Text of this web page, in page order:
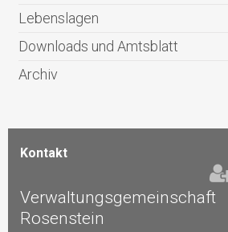
Lebenslagen
Downloads und Amtsblatt
Archiv
Kontakt
Verwaltungsgemeinschaft
Rosenstein